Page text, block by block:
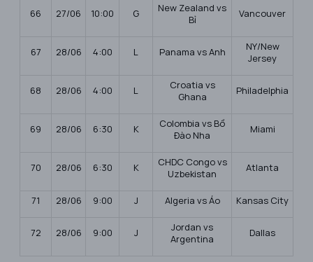
66 27/06 10:00 G
New Zealand vs
Bỉ
Vancouver
67 28/06 4:00 L Panama vs Anh
NY/New
Jersey
68 28/06 4:00 L
Croatia vs
Ghana
Philadelphia
69 28/06 6:30 K
Colombia vs Bồ
Đào Nha
Miami
70 28/06 6:30 K
CHDC Congo vs
Uzbekistan
Atlanta
71 28/06 9:00 J Algeria vs Áo Kansas City
72 28/06 9:00 J
Jordan vs
Argentina
Dallas